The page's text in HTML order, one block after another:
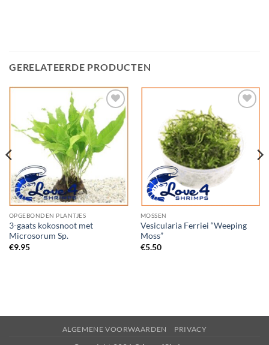
GERELATEERDE PRODUCTEN
Add to
Wishlist
OPGEBONDEN PLANTJES
3-gaats kokosnoot met
Microsorum Sp.
€9.95
Wishlist
MOSSEN
Vesicularia Ferriei “Weeping
Moss”
€5.50
ALGEMENE VOORWAARDEN PRIVACY